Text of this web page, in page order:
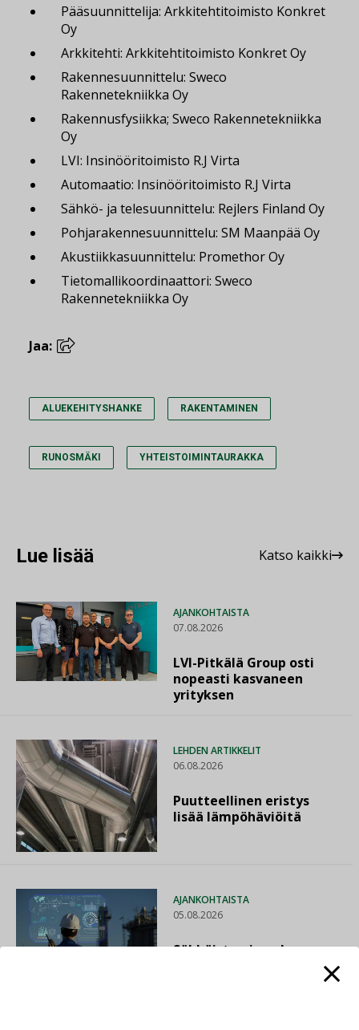
Pääsuunnittelija: Arkkitehtitoimisto Konkret
Oy
Arkkitehti: Arkkitehtitoimisto Konkret Oy
Rakennesuunnittelu: Sweco
Rakennetekniikka Oy
Rakennusfysiikka; Sweco Rakennetekniikka
Oy
LVI: Insinööritoimisto R.J Virta
Automaatio: Insinööritoimisto R.J Virta
Sähkö- ja telesuunnittelu: Rejlers Finland Oy
Pohjarakennesuunnittelu: SM Maanpää Oy
Akustiikkasuunnittelu: Promethor Oy
Tietomallikoordinaattori: Sweco
Rakennetekniikka Oy
Jaa:
ALUEKEHITYSHANKE RAKENTAMINEN
RUNOSMÄKI YHTEISTOIMINTAURAKKA
Lue lisää Katso kaikki
AJANKOHTAISTA
07.08.2026
LVI-Pitkälä Group osti
nopeasti kasvaneen
yrityksen
LEHDEN ARTIKKELIT
06.08.2026
Puutteellinen eristys
lisää lämpöhäviöitä
AJANKOHTAISTA
05.08.2026
Sähköistyminen kasvaa
voimakkaasti: ”Tulevat